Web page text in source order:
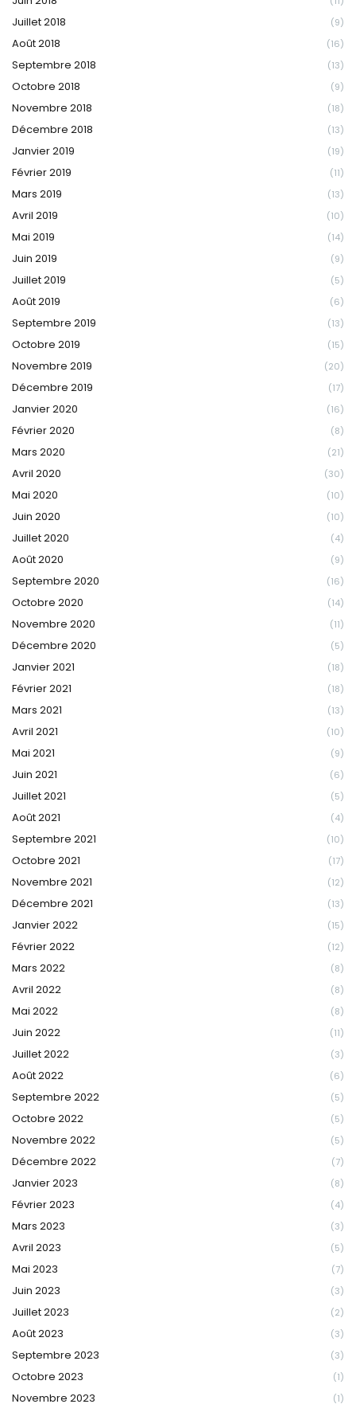
Juillet 2018 (9)
Août 2018 (16)
Septembre 2018 (13)
Octobre 2018 (9)
Novembre 2018 (18)
Décembre 2018 (13)
Janvier 2019 (19)
Février 2019 (11)
Mars 2019 (13)
Avril 2019 (10)
Mai 2019 (14)
Juin 2019 (9)
Juillet 2019 (5)
Août 2019 (6)
Septembre 2019 (13)
Octobre 2019 (15)
Novembre 2019 (20)
Décembre 2019 (17)
Janvier 2020 (16)
Février 2020 (8)
Mars 2020 (21)
Avril 2020 (30)
Mai 2020 (10)
Juin 2020 (10)
Juillet 2020 (4)
Août 2020 (9)
Septembre 2020 (16)
Octobre 2020 (14)
Novembre 2020 (11)
Décembre 2020 (5)
Janvier 2021 (18)
Février 2021 (18)
Mars 2021 (13)
Avril 2021 (10)
Mai 2021 (9)
Juin 2021 (6)
Juillet 2021 (5)
Août 2021 (4)
Septembre 2021 (10)
Octobre 2021 (17)
Novembre 2021 (12)
Décembre 2021 (13)
Janvier 2022 (15)
Février 2022 (12)
Mars 2022 (8)
Avril 2022 (8)
Mai 2022 (8)
Juin 2022 (11)
Juillet 2022 (3)
Août 2022 (6)
Septembre 2022 (5)
Octobre 2022 (5)
Novembre 2022 (5)
Décembre 2022 (7)
Janvier 2023 (8)
Février 2023 (4)
Mars 2023 (3)
Avril 2023 (5)
Mai 2023 (7)
Juin 2023 (3)
Juillet 2023 (2)
Août 2023 (3)
Septembre 2023 (3)
Octobre 2023 (1)
Novembre 2023 (1)